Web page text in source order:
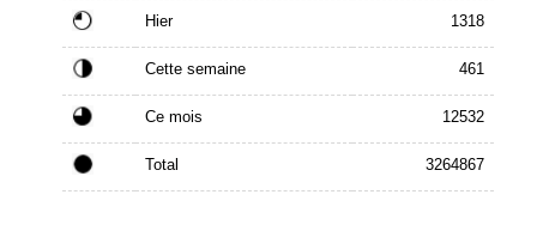
Hier 1318
Cette semaine 461
Ce mois 12532
Total 3264867